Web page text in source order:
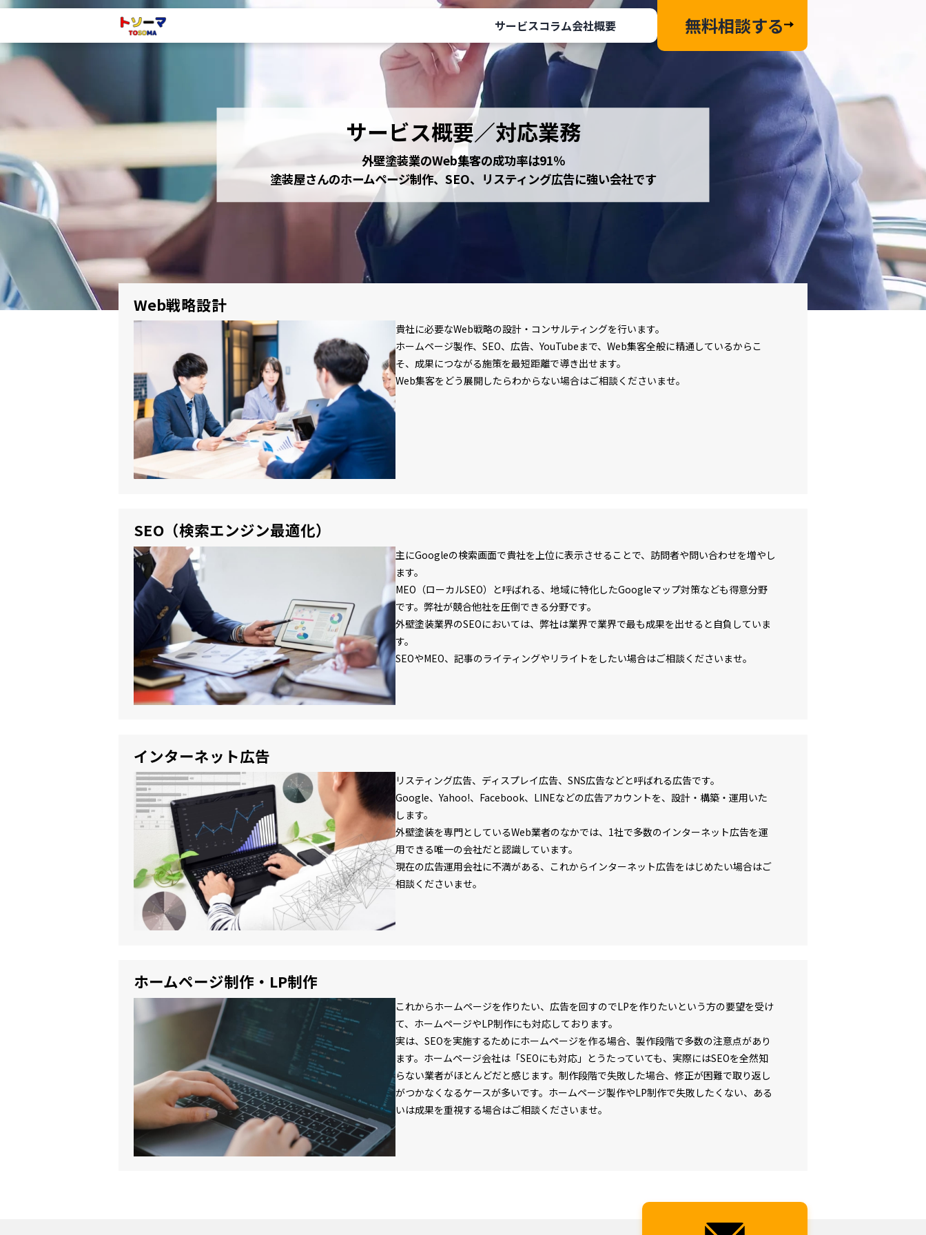
サービスコラム会社概要 無料相談する
サービス概要／対応業務
外壁塗装業のWeb集客の成功率は91％
塗装屋さんのホームページ制作、SEO、リスティング広告に強い会社です
Web戦略設計
貴社に必要なWeb戦略の設計・コンサルティングを行います。
ホームページ製作、SEO、広告、YouTubeまで、Web集客全般に精通しているからこ
そ、成果につながる施策を最短距離で導き出せます。
Web集客をどう展開したらわからない場合はご相談くださいませ。
SEO（検索エンジン最適化）
主にGoogleの検索画面で貴社を上位に表示させることで、訪問者や問い合わせを増やし
ます。
MEO（ローカルSEO）と呼ばれる、地域に特化したGoogleマップ対策なども得意分野
です。弊社が競合他社を圧倒できる分野です。
外壁塗装業界のSEOにおいては、弊社は業界で業界で最も成果を出せると自負していま
す。
SEOやMEO、記事のライティングやリライトをしたい場合はご相談くださいませ。
インターネット広告
リスティング広告、ディスプレイ広告、SNS広告などと呼ばれる広告です。
Google、Yahoo!、Facebook、LINEなどの広告アカウントを、設計・構築・運用いた
します。
外壁塗装を専門としているWeb業者のなかでは、1社で多数のインターネット広告を運
用できる唯一の会社だと認識しています。
現在の広告運用会社に不満がある、これからインターネット広告をはじめたい場合はご
相談くださいませ。
ホームページ制作・LP制作
これからホームページを作りたい、広告を回すのでLPを作りたいという方の要望を受け
て、ホームページやLP制作にも対応しております。
実は、SEOを実施するためにホームページを作る場合、製作段階で多数の注意点があり
ます。ホームページ会社は「SEOにも対応」とうたっていても、実際にはSEOを全然知
らない業者がほとんどだと感じます。制作段階で失敗した場合、修正が困難で取り返し
がつかなくなるケースが多いです。ホームページ製作やLP制作で失敗したくない、ある
いは成果を重視する場合はご相談くださいませ。